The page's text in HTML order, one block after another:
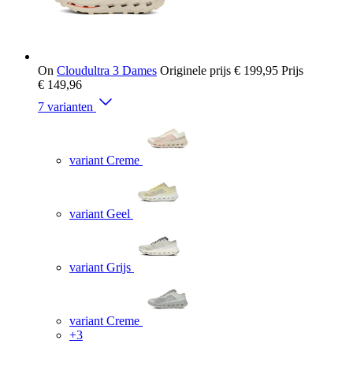
On Cloudultra 3 Dames Originele prijs € 199,95 Prijs
€ 149,96
7 varianten
variant Creme
variant Geel
variant Grijs
variant Creme
+3